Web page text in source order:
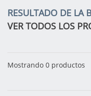
RESULTADO DE LA
VER TODOS LOS
Mostrando 0 productos